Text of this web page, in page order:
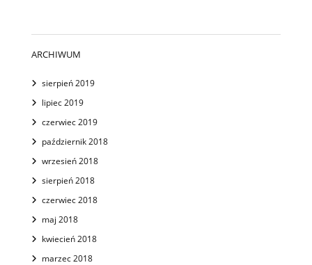
ARCHIWUM
sierpień 2019
lipiec 2019
czerwiec 2019
październik 2018
wrzesień 2018
sierpień 2018
czerwiec 2018
maj 2018
kwiecień 2018
marzec 2018